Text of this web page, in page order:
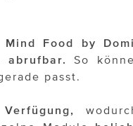
Food by
So
passt.